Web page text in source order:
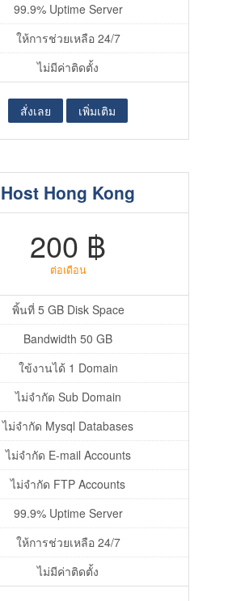
99.9% Uptime Server
ให้การช่วยเหลือ 24/7
ไม่มีค่าติดตั้ง
สั่งเลย เพิ่มเติม
Host Hong Kong
200 ฿
ต่อเดือน
พิ้นที่ 5 GB Disk Space
Bandwidth 50 GB
ใข้งานได้ 1 Domain
ไม่จำกัด Sub Domain
ไม่จำกัด Mysql Databases
ไม่จำกัด E-mail Accounts
ไม่จำกัด FTP Accounts
99.9% Uptime Server
ให้การช่วยเหลือ 24/7
ไม่มีค่าติดตั้ง